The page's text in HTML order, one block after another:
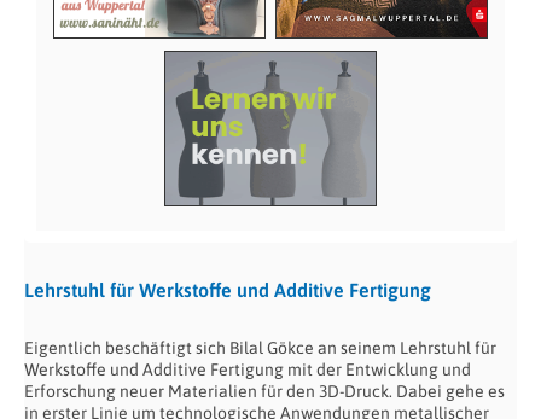
Lehrstuhl für Werkstoffe und Additive Fertigung
Eigentlich beschäftigt sich Bilal Gökce an seinem Lehrstuhl für
Werkstoffe und Additive Fertigung mit der Entwicklung und
Erforschung neuer Materialien für den 3D-Druck. Dabei gehe es
in erster Linie um technologische Anwendungen metallischer